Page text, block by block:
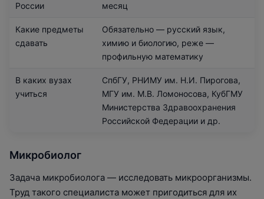
России
месяц
Какие предметы
сдавать
Обязательно — русский язык,
химию и биологию, реже —
профильную математику
В каких вузах
учиться
СпбГУ, РНИМУ им. Н.И. Пирогова,
МГУ им. М.В. Ломоносова, КубГМУ
Министерства Здравоохранения
Российской Федерации и др.
Микробиолог
Задача микробиолога — исследовать микроорганизмы.
Труд такого специалиста может пригодиться для их